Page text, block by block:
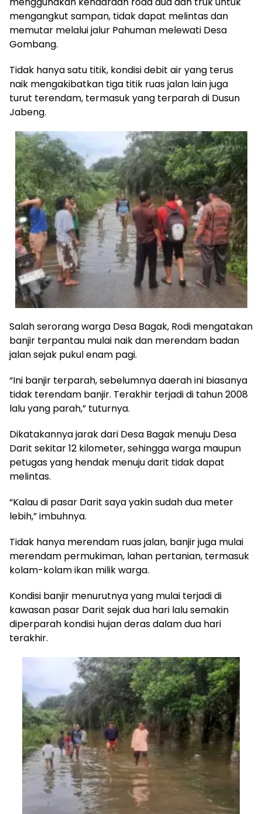
mengangkut sampan, tidak dapat melintas dan
memutar melalui jalur Pahuman melewati Desa
Gombang.
Tidak hanya satu titik, kondisi debit air yang terus
naik mengakibatkan tiga titik ruas jalan lain juga
turut terendam, termasuk yang terparah di Dusun
Jabeng.
Salah serorang warga Desa Bagak, Rodi mengatakan
banjir terpantau mulai naik dan merendam badan
jalan sejak pukul enam pagi.
“Ini banjir terparah, sebelumnya daerah ini biasanya
tidak terendam banjir. Terakhir terjadi di tahun 2008
lalu yang parah,” tuturnya.
Dikatakannya jarak dari Desa Bagak menuju Desa
Darit sekitar 12 kilometer, sehingga warga maupun
petugas yang hendak menuju darit tidak dapat
melintas.
“Kalau di pasar Darit saya yakin sudah dua meter
lebih,” imbuhnya.
Tidak hanya merendam ruas jalan, banjir juga mulai
merendam permukiman, lahan pertanian, termasuk
kolam-kolam ikan milik warga.
Kondisi banjir menurutnya yang mulai terjadi di
kawasan pasar Darit sejak dua hari lalu semakin
diperparah kondisi hujan deras dalam dua hari
terakhir.